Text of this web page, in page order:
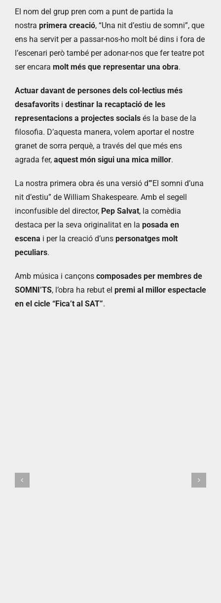
El nom del grup pren com a punt de partida la
nostra primera creació, “Una nit d’estiu de somni”, que
ens ha servit per a passar-nos-ho molt bé dins i fora de
l’escenari però també per adonar-nos que fer teatre pot
ser encara molt més que representar una obra.
Actuar davant de persones dels col·lectius més
desafavoritsi destinar la recaptació de les
representacions a projectes socialsés la base de la
filosofia. D’aquesta manera, volem aportar el nostre
granet de sorra perquè, a través del que més ens
agrada fer, aquest món sigui una mica millor.
La nostra primera obra és una versió d’”El somni d’una
nit d’estiu” de William Shakespeare. Amb el segell
inconfusible del director, Pep Salvat, la comèdia
destaca per la seva originalitat en la posada en
escena i per la creació d’unspersonatges molt
peculiars.
Amb música i cançons composades per membres de
SOMNI’TS, l’obra ha rebut el premi al millor espectacle
en el cicle “Fica’t al SAT”.